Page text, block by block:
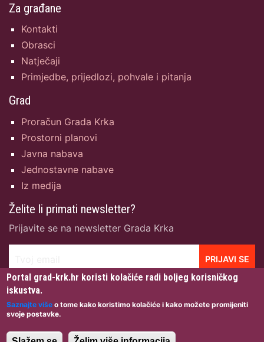
Za građane
Kontakti
Obrasci
Natječaji
Primjedbe, prijedlozi, pohvale i pitanja
Grad
Proračun Grada Krka
Prostorni planovi
Javna nabava
Jednostavne nabave
Iz medija
Želite li primati newsletter?
Prijavite se na newsletter Grada Krka
PRIJAVI SE
Gržetić· Izrada & Hosting:NetCom d.o.o.
Portal grad-krk.hr koristi kolačiće radi boljeg korisničkog
iskustva.
Saznajte više o tome kako koristimo kolačiće i kako možete promijeniti
svoje postavke.